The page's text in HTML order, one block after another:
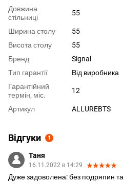
Довжина
стільниці
55
Ширина столу
55
Висота столу
55
Бренд
Signal
Тип гарантії
Від виробника
Гарантійний
термін, міс.
12
Артикул ALLUREBTS
Відгуки 1
Таня
16.11.2022 в 14:29
Дуже задоволена: без подряпин